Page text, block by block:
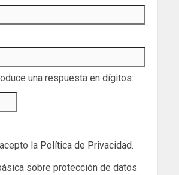
una respuesta en dígitos:
la Política de Privacidad.
sobre protección de datos